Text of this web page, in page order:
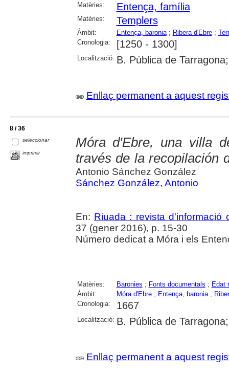
Matèries:
Entença, família
Matèries: Templers
Àmbit: Entença, baronia; Ribera d'Ebre;
Cronologia:
[1250 - 1300]
Localització: B. Pública de
Enllaç permanent a aquest
8 / 36
seleccionar
imprimir
Móra d'Ebre, una villa
través de la recopilación
Antonio Sánchez González
Sánchez González, Antonio
En: Riuada : revista d'informació
37 (gener 2016), p. 15-30
Número dedicat a Móra i els
Matèries: Baronies ; Fonts documentals ; Edat
Àmbit:
Móra d'Ebre; Entença, baronia;
Cronologia:
1667
Localització: B. Pública de
Enllaç permanent a aquest